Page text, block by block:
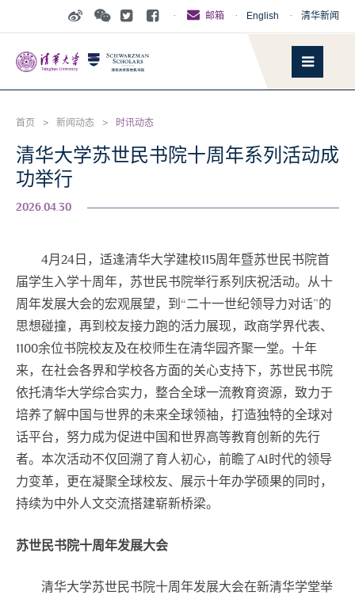
清华新闻
·
English
·
邮箱
·
首页 > 新闻动态 > 时讯动态
清华大学苏世民书院十周年系列活动成
功举行
2026.04.30
4月24日，适逢清华大学建校115周年暨苏世民书院首
届学生入学十周年，苏世民书院举行系列庆祝活动。从十
周年发展大会的宏观展望，到“二十一世纪领导力对话”的
思想碰撞，再到校友接力跑的活力展现，政商学界代表、
1100余位书院校友及在校师生在清华园齐聚一堂。十年
来，在社会各界和学校各方面的关心支持下，苏世民书院
依托清华大学综合实力，整合全球一流教育资源，致力于
培养了解中国与世界的未来全球领袖，打造独特的全球对
话平台，努力成为促进中国和世界高等教育创新的先行
者。本次活动不仅回溯了育人初心，前瞻了AI时代的领导
力变革，更在凝聚全球校友、展示十年办学硕果的同时，
持续为中外人文交流搭建崭新桥梁。
苏世民书院十周年发展大会
清华大学苏世民书院十周年发展大会在新清华学堂举